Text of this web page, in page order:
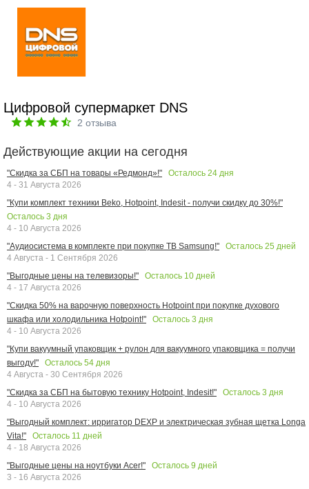
Цифровой супермаркет DNS
2 отзыва
Действующие акции на сегодня
"Скидка за СБП на товары «Редмонд»!" Осталось 24 дня
4 - 31 Августа 2026
"Купи комплект техники Beko, Hotpoint, Indesit - получи скидку до 30%!"
Осталось 3 дня
4 - 10 Августа 2026
"Аудиосистема в комплекте при покупке ТВ Samsung!"
Осталось 25 дней
4 Августа - 1 Сентября 2026
"Выгодные цены на телевизоры!"
Осталось 10 дней
4 - 17 Августа 2026
"Скидка 50% на варочную поверхность Hotpoint при покупке духового
шкафа или холодильника Hotpoint!"
Осталось 3 дня
4 - 10 Августа 2026
"Купи вакуумный упаковщик + рулон для вакуумного упаковщика = получи
выгоду!"
Осталось 54 дня
4 Августа - 30 Сентября 2026
"Скидка за СБП на бытовую технику Hotpoint, Indesit!"
Осталось 3 дня
4 - 10 Августа 2026
"Выгодный комплект: ирригатор DEXP и электрическая зубная щетка Longa
Vita!"
Осталось 11 дней
4 - 18 Августа 2026
"Выгодные цены на ноутбуки Acer!"
Осталось 9 дней
3 - 16 Августа 2026